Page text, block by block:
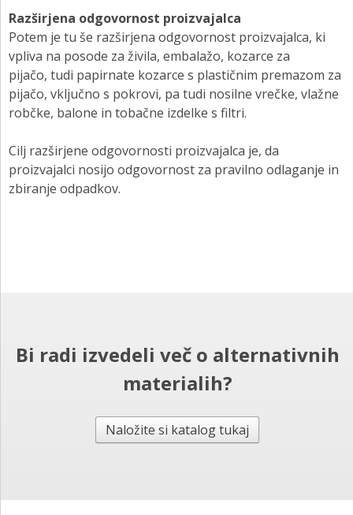
Razširjena odgovornost proizvajalca
Potem je tu še razširjena odgovornost proizvajalca, ki
vpliva na posode za živila, embalažo, kozarce za
pijačo, tudi papirnate kozarce s plastičnim premazom za
pijačo, vključno s pokrovi, pa tudi nosilne vrečke, vlažne
robčke, balone in tobačne izdelke s filtri.
Cilj razširjene odgovornosti proizvajalca je, da
proizvajalci nosijo odgovornost za pravilno odlaganje in
zbiranje odpadkov.
Bi radi izvedeli več o alternativnih
materialih?
Naložite si katalog tukaj